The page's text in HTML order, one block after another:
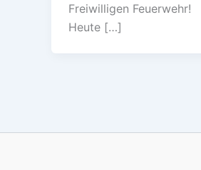
Freiwilligen Feuerwehr!
Heute […]